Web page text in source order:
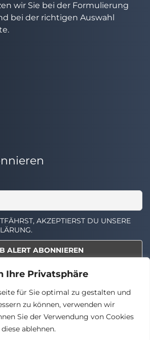
Ihre Privatsphäre
für Sie optimal zu gestalten und
zu können, verwenden wir
Sie der Verwendung von Cookies
ablehnen.
wir Sie bei der Formulierung
bei der richtigen Auswahl
AKZEPTIERST DU UNSERE
you want to show.